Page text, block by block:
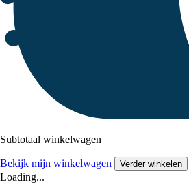
Subtotaal winkelwagen
Bekijk mijn winkelwagen Verder winkelen
Loading...